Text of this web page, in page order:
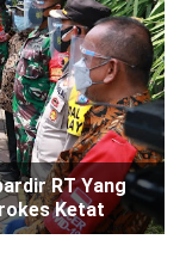
RT Yang
Ketat